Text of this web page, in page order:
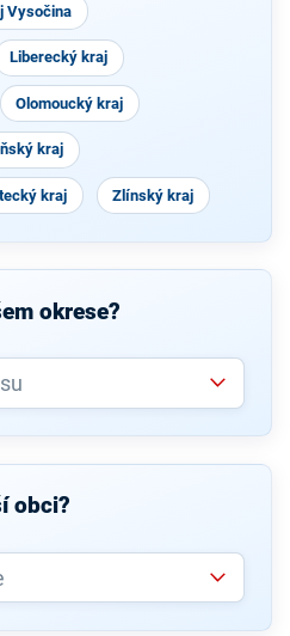
Vysočina
Liberecký kraj
Olomoucký kraj
kraj
kraj Zlínský kraj
okrese?
obci?